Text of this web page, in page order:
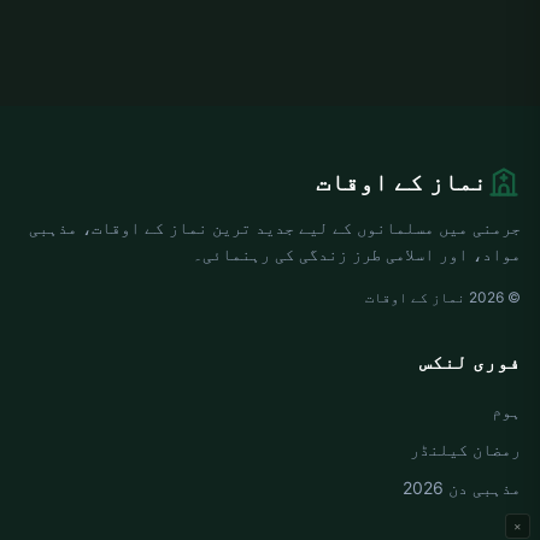
×
نماز کے اوقات
جرمنی میں مسلمانوں کے لیے جدید ترین نماز کے اوقات، مذہبی
مواد، اور اسلامی طرز زندگی کی رہنمائی۔
© 2026 نماز کے اوقات
فوری لنکس
ہوم
رمضان کیلنڈر
مذہبی دن 2026